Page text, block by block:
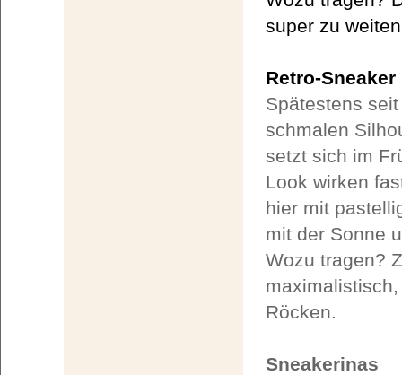
super zu
Retro-Sneaker
Spätestens
schmalen
setzt sich im
Look wirken
hier mit
mit der Sonne
Wozu tragen?
Röcken.
Sneakerinas